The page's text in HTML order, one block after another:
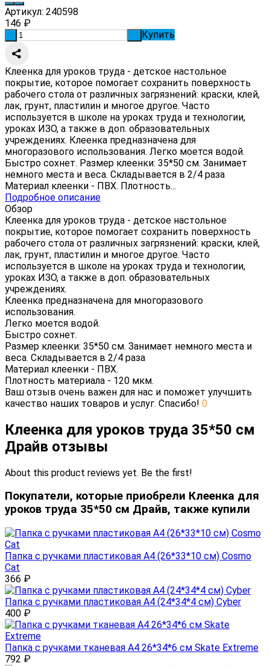
Артикул: 240598
146 ₽
Купить
Клеенка для уроков труда - детское настольное
покрытие, которое помогает сохранить поверхность
рабочего стола от различных загрязнений: краски, клей,
лак, грунт, пластилин и многое другое. Часто
используется в школе на уроках труда и технологии,
уроках ИЗО, а также в доп. образовательных
учреждениях. Клеенка предназначена для
многоразового использования. Легко моется водой.
Быстро сохнет. Размер клеенки: 35*50 см. Занимает
немного места и веса. Складывается в 2/4 раза
Материал клеенки - ПВХ. Плотность...
Подробное описание
Обзор
Клеенка для уроков труда - детское настольное
покрытие, которое помогает сохранить поверхность
рабочего стола от различных загрязнений: краски, клей,
лак, грунт, пластилин и многое другое. Часто
используется в школе на уроках труда и технологии,
уроках ИЗО, а также в доп. образовательных
учреждениях.
Клеенка предназначена для многоразового
использования.
Легко моется водой.
Быстро сохнет.
Размер клеенки: 35*50 см. Занимает немного места и
веса. Складывается в 2/4 раза
Материал клеенки - ПВХ.
Плотность материала - 120 мкм.
Ваш отзыв очень важен для нас и поможет улучшить
качество наших товаров и услуг. Спасибо! 0
Клеенка для уроков труда 35*50 см
Драйв отзывы
About this product reviews yet. Be the first!
Покупатели, которые приобрели Клеенка для
уроков труда 35*50 см Драйв, также купили
Папка с ручками пластиковая А4 (26*33*10 см) Cosmo
Cat
366 ₽
Папка с ручками пластиковая А4 (24*34*4 см) Cyber
400 ₽
Папка с ручками тканевая А4 26*34*6 см Skate Extreme
792 ₽